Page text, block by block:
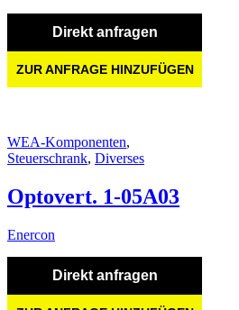
Direkt anfragen
ZUR ANFRAGE HINZUFÜGEN
WEA-Komponenten,
Steuerschrank, Diverses
Optovert. 1-05A03
Enercon
Direkt anfragen